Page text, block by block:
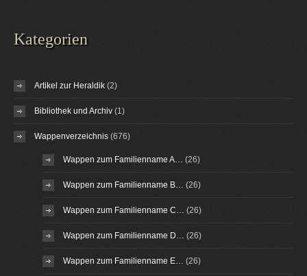
Kategorien
Artikel zur Heraldik (2)
Bibliothek und Archiv (1)
Wappenverzeichnis (676)
Wappen zum Familienname A… (26)
Wappen zum Familienname B… (26)
Wappen zum Familienname C… (26)
Wappen zum Familienname D… (26)
Wappen zum Familienname E… (26)